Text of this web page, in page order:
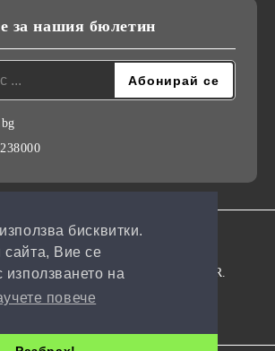
бисквитки.
сайта, Вие се
използването на
повече
за нашия бюлетин
GDPR
магазин е 100% съобразен с GDPR.
Моите лични данни